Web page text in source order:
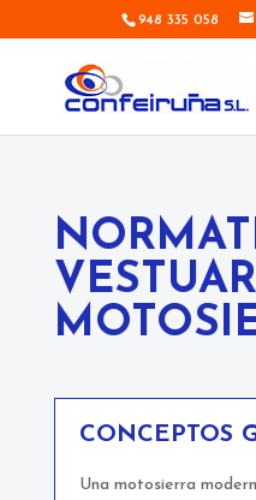
948 335 058
CONCEPTOS
Una motosierra